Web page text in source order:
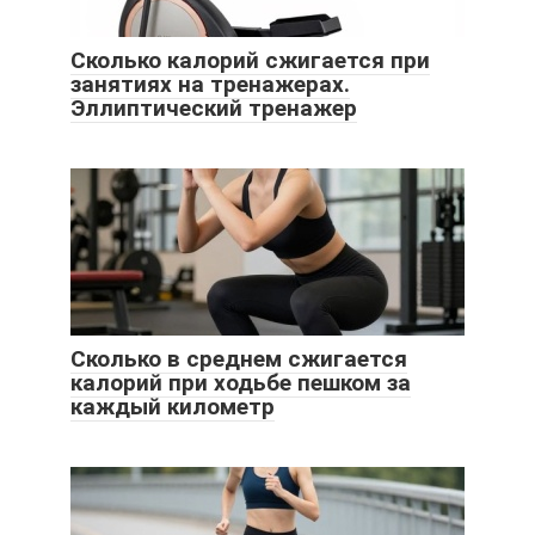
Сколько калорий сжигается при
занятиях на тренажерах.
Эллиптический тренажер
Сколько в среднем сжигается
калорий при ходьбе пешком за
каждый километр